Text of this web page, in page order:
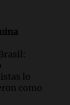
lo
como